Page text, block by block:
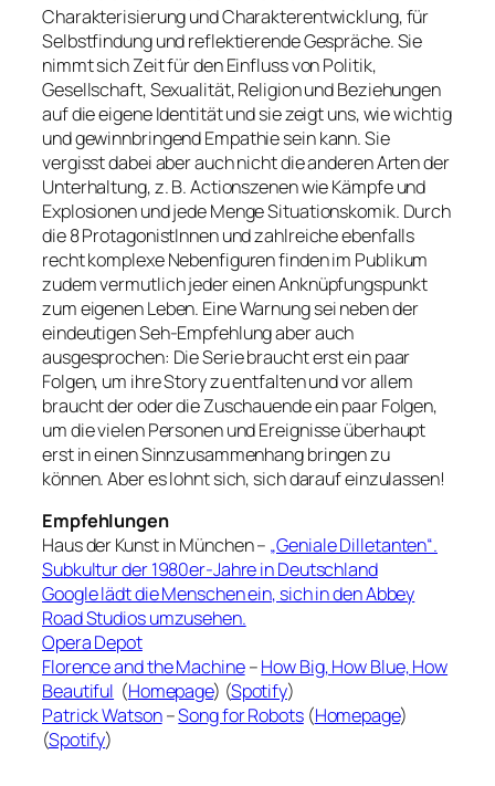
Charakterisierung und Charakterentwicklung, für
Selbstfindung und reflektierende Gespräche. Sie
nimmt sich Zeit für den Einfluss von Politik,
Gesellschaft, Sexualität, Religion und Beziehungen
auf die eigene Identität und sie zeigt uns, wie wichtig
und gewinnbringend Empathie sein kann. Sie
vergisst dabei aber auch nicht die anderen Arten der
Unterhaltung, z. B. Actionszenen wie Kämpfe und
Explosionen und jede Menge Situationskomik. Durch
die 8 ProtagonistInnen und zahlreiche ebenfalls
recht komplexe Nebenfiguren finden im Publikum
zudem vermutlich jeder einen Anknüpfungspunkt
zum eigenen Leben. Eine Warnung sei neben der
eindeutigen Seh-Empfehlung aber auch
ausgesprochen: Die Serie braucht erst ein paar
Folgen, um ihre Story zu entfalten und vor allem
braucht der oder die Zuschauende ein paar Folgen,
um die vielen Personen und Ereignisse überhaupt
erst in einen Sinnzusammenhang bringen zu
können. Aber es lohnt sich, sich darauf einzulassen!
Empfehlungen
Haus der Kunst in München – „Geniale Dilletanten“.
Subkultur der 1980er-Jahre in Deutschland
Google lädt die Menschen ein, sich in den Abbey
Road Studios umzusehen.
Opera Depot
Florence and the Machine–How Big, How Blue, How
Beautiful (Homepage) (Spotify)
Patrick Watson–Song for Robots(Homepage)
(Spotify)